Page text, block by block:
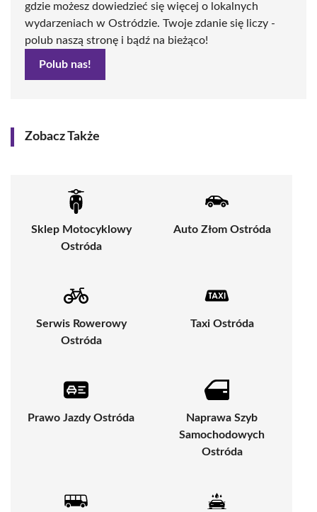
gdzie możesz dowiedzieć się więcej o lokalnych
wydarzeniach w Ostródzie. Twoje zdanie się liczy -
polub naszą stronę i bądź na bieżąco!
Polub nas!
Zobacz Także
Sklep Motocyklowy
Ostróda
Auto Złom Ostróda
Serwis Rowerowy
Ostróda
Taxi Ostróda
Prawo Jazdy Ostróda
Naprawa Szyb
Samochodowych
Ostróda